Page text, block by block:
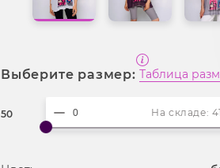
Выберите размер: Таблица
50 На складе: 41